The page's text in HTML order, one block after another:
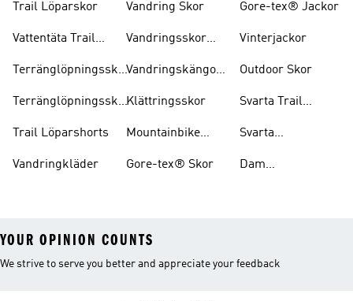
Trail Löparskor
Vattentäta Trail
Terränglöpningsskor
Terränglöpningsskor
Trail Löparshorts
Vandringkläder
Vandring Skor
Vandringsskor
Vandringskängor
Klättringsskor
Mountainbike
Gore-tex® Skor
Gore-tex® Jackor
Vinterjackor
Outdoor Skor
Svarta Trail
Svarta
Dam
YOUR OPINION COUNTS
We strive to serve you better and appreciate your feedback